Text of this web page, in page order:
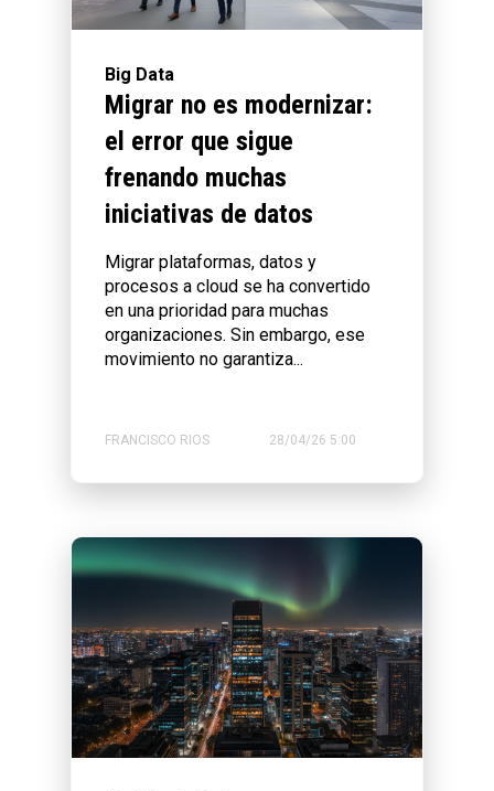
Big Data
Migrar no es modernizar:
el error que sigue
frenando muchas
iniciativas de datos
Migrar plataformas, datos y
procesos a cloud se ha convertido
en una prioridad para muchas
organizaciones. Sin embargo, ese
movimiento no garantiza...
FRANCISCO RIOS 28/04/26 5:00